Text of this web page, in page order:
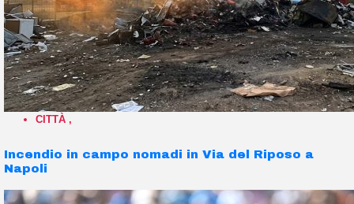
CITTÀ ,
Incendio in campo nomadi in Via del Riposo a
Napoli